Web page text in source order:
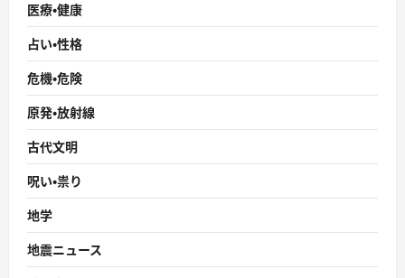
医療・健康
占い・性格
危機・危険
原発・放射線
古代文明
呪い・祟り
地学
地震ニュース